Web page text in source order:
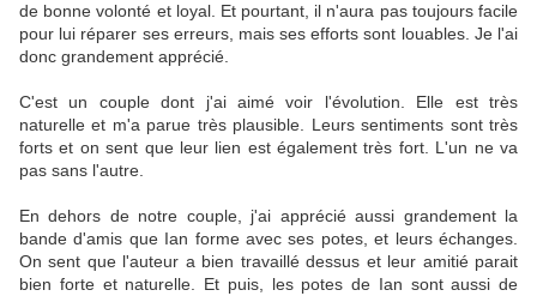
de bonne volonté et loyal. Et pourtant, il n'aura pas toujours facile
pour lui réparer ses erreurs, mais ses efforts sont louables. Je l'ai
donc grandement apprécié.
C'est un couple dont j'ai aimé voir l'évolution. Elle est très
naturelle et m'a parue très plausible. Leurs sentiments sont très
forts et on sent que leur lien est également très fort. L'un ne va
pas sans l'autre.
En dehors de notre couple, j'ai apprécié aussi grandement la
bande d'amis que Ian forme avec ses potes, et leurs échanges.
On sent que l'auteur a bien travaillé dessus et leur amitié parait
bien forte et naturelle. Et puis, les potes de Ian sont aussi de